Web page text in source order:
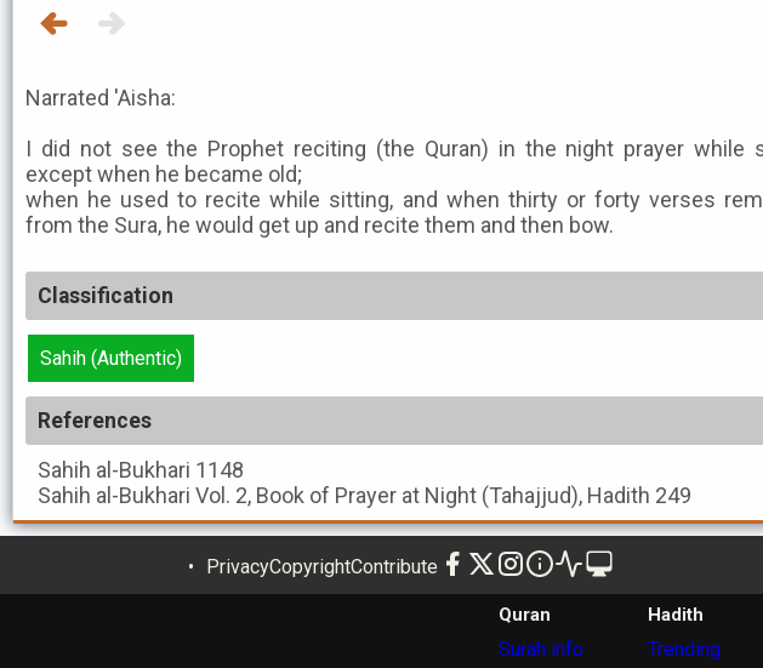
Narrated 'Aisha:
I did not see the Prophet reciting (the Quran) in the night prayer while
except when he became old;
when he used to recite while sitting, and when thirty or forty verses
from the Sura, he would get up and recite them and then bow.
Classification
Sahih (Authentic)
References
Sahih al-Bukhari 1148
Sahih al-Bukhari Vol. 2, Book of Prayer at Night (Tahajjud), Hadith 249
PrivacyCopyrightContribute
Quran
Surah info
Hadith
Trending